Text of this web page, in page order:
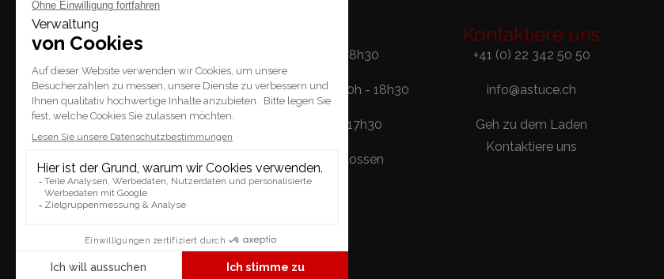
Place du Tempel 2.
1227 Carouge
Montag: 14h - 18h30
Dienstag / Freitag: 10h - 18h30
Samstag: 10h - 17h30
Sonntag: geschlossen
Kontaktiere uns
+41 (0) 22 342 50 50
info@astuce.ch
Geh zu dem Laden
Kontaktiere uns